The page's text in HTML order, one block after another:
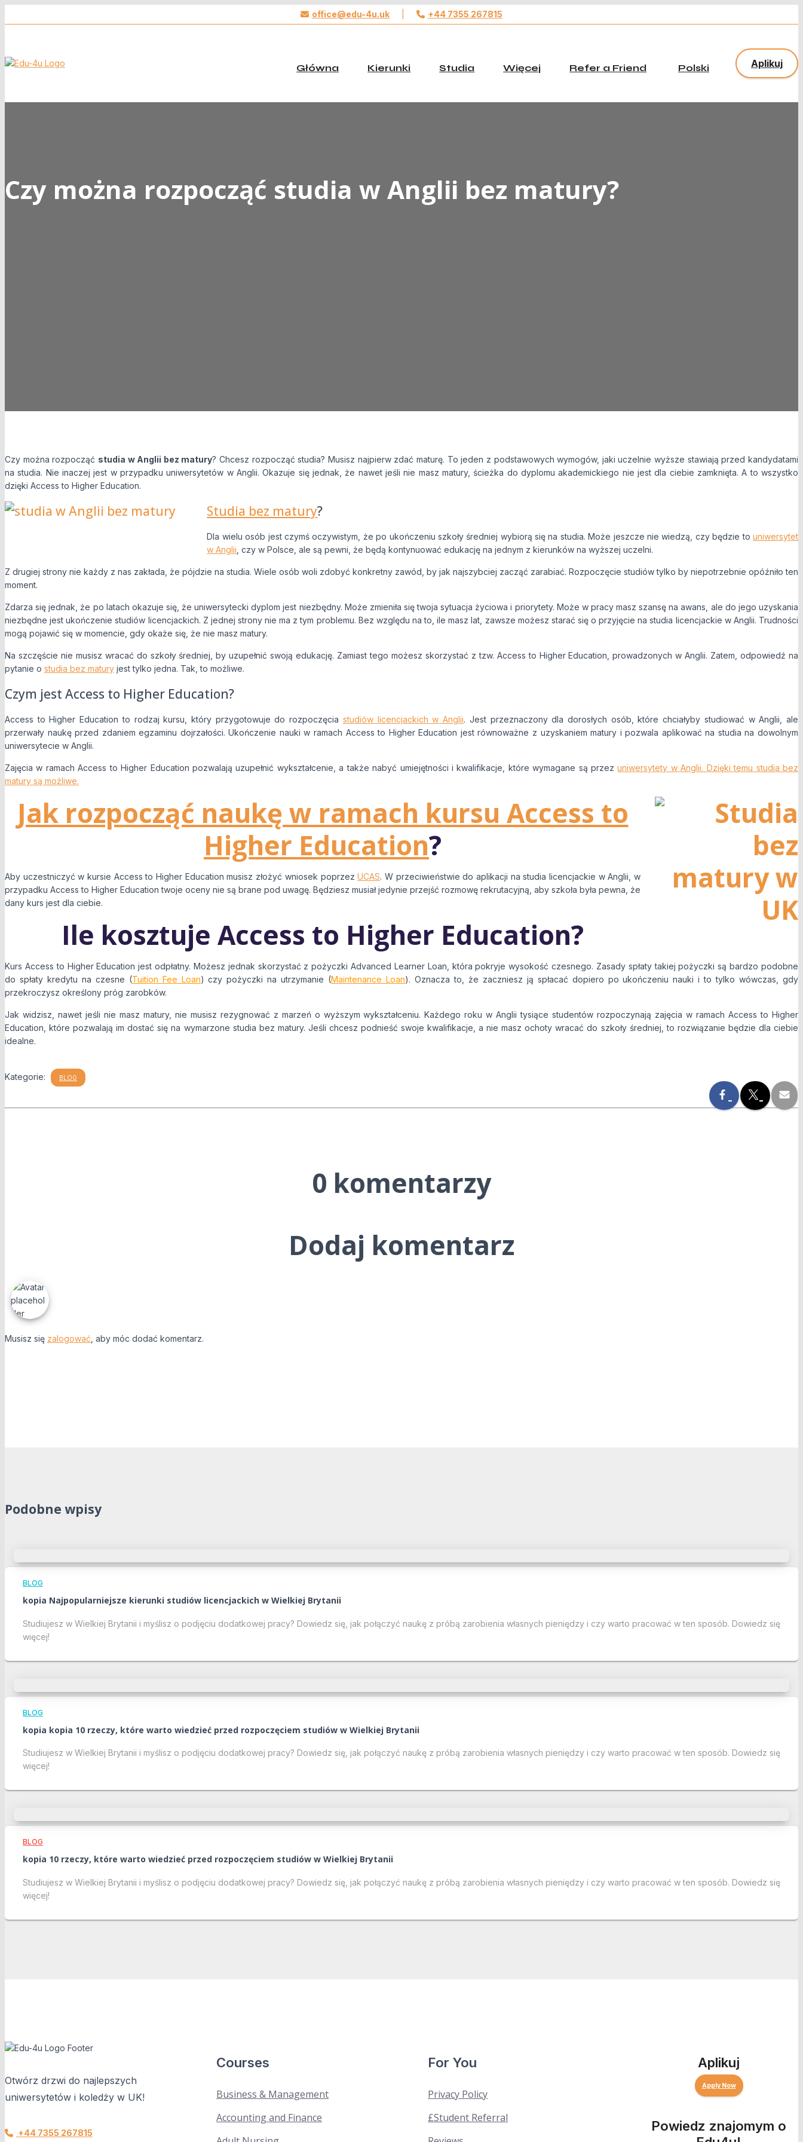
x
Obiecujemy, że nie będziemy wysyłać spamu. Podaj nam swoje dane do kontaktu żebyśmy mogli
przetwarzanie Twoich danych osobowych w celach kontaktowych, zgodnie z naszą Polityką
Expert Advice. Successful Outcomes.
office@edu-4u.uk +44 7355 267815
Główna Kierunki Studia Więcej Refer a Friend Polski Aplikuj
Czy można rozpocząć studia w Anglii bez matury?
Czy można rozpocząć studia w Anglii bez matury? Chcesz rozpocząć studia? Musisz najpierw zdać maturę. To jeden z podstawowych wymogów, jaki uczelnie wyższe stawiają przed kandydatami
na studia. Nie inaczej jest w przypadku uniwersytetów w Anglii. Okazuje się jednak, że nawet jeśli nie masz matury, ścieżka do dyplomu akademickiego nie jest dla ciebie zamknięta. A to wszystko
dzięki Access to Higher Education.
Studia bez matury?
Dla wielu osób jest czymś oczywistym, że po ukończeniu szkoły średniej wybiorą się na studia. Może jeszcze nie wiedzą, czy będzie to uniwersytet
w Anglii , czy w Polsce, ale są pewni, że będą kontynuować edukację na jednym z kierunków na wyższej uczelni.
Z drugiej strony nie każdy z nas zakłada, że pójdzie na studia. Wiele osób woli zdobyć konkretny zawód, by jak najszybciej zacząć zarabiać. Rozpoczęcie studiów tylko by niepotrzebnie opóźniło ten
moment.
Zdarza się jednak, że po latach okazuje się, że uniwersytecki dyplom jest niezbędny. Może zmieniła się twoja sytuacja życiowa i priorytety. Może w pracy masz szansę na awans, ale do jego uzyskania
niezbędne jest ukończenie studiów licencjackich. Z jednej strony nie ma z tym problemu. Bez względu na to, ile masz lat, zawsze możesz starać się o przyjęcie na studia licencjackie w Anglii. Trudności
mogą pojawić się w momencie, gdy okaże się, że nie masz matury.
Na szczęście nie musisz wracać do szkoły średniej, by uzupełnić swoją edukację. Zamiast tego możesz skorzystać z tzw. Access to Higher Education, prowadzonych w Anglii. Zatem, odpowiedź na
pytanie o studia bez matury jest tylko jedna. Tak, to możliwe.
Czym jest Access to Higher Education?
Access to Higher Education to rodzaj kursu, który przygotowuje do rozpoczęcia studiów licencjackich w Anglii. Jest przeznaczony dla dorosłych osób, które chciałyby studiować w Anglii, ale
przerwały naukę przed zdaniem egzaminu dojrzałości. Ukończenie nauki w ramach Access to Higher Education jest równoważne z uzyskaniem matury i pozwala aplikować na studia na dowolnym
uniwersytecie w Anglii.
Zajęcia w ramach Access to Higher Education pozwalają uzupełnić wykształcenie, a także nabyć umiejętności i kwalifikacje, które wymagane są przezuniwersytety w Anglii. Dzięki temu studia bez
matury są możliwe.
Jak rozpocząć naukę w ramach kursu Access to
Higher Education?
Aby uczestniczyć w kursie Access to Higher Education musisz złożyć wniosek poprzezUCAS. W przeciwieństwie do aplikacji na studia licencjackie w Anglii, w
przypadku Access to Higher Education twoje oceny nie są brane pod uwagę. Będziesz musiał jedynie przejść rozmowę rekrutacyjną, aby szkoła była pewna, że
dany kurs jest dla ciebie.
Ile kosztuje Access to Higher Education?
Kurs Access to Higher Education jest odpłatny. Możesz jednak skorzystać z pożyczki Advanced Learner Loan, która pokryje wysokość czesnego. Zasady spłaty takiej pożyczki są bardzo podobne
do spłaty kredytu na czesne (Tuition Fee Loan) czy pożyczki na utrzymanie (Maintenance Loan). Oznacza to, że zaczniesz ją spłacać dopiero po ukończeniu nauki i to tylko wówczas, gdy
przekroczysz określony próg zarobków.
Jak widzisz, nawet jeśli nie masz matury, nie musisz rezygnować z marzeń o wyższym wykształceniu. Każdego roku w Anglii tysiące studentów rozpoczynają zajęcia w ramach Access to Higher
Education, które pozwalają im dostać się na wymarzone studia bez matury. Jeśli chcesz podnieść swoje kwalifikacje, a nie masz ochoty wracać do szkoły średniej, to rozwiązanie będzie dla ciebie
idealne.
Kategorie: BLOG
0 komentarzy
Dodaj komentarz
Musisz się zalogować , aby móc dodać komentarz.
Podobne wpisy
BLOG
kopia Najpopularniejsze kierunki studiów licencjackich w Wielkiej Brytanii
Studiujesz w Wielkiej Brytanii i myślisz o podjęciu dodatkowej pracy? Dowiedz się, jak połączyć naukę z próbą zarobienia własnych pieniędzy i czy warto pracować w ten sposób. Dowiedz się
więcej!
BLOG
kopia kopia 10 rzeczy, które warto wiedzieć przed rozpoczęciem studiów w Wielkiej Brytanii
Studiujesz w Wielkiej Brytanii i myślisz o podjęciu dodatkowej pracy? Dowiedz się, jak połączyć naukę z próbą zarobienia własnych pieniędzy i czy warto pracować w ten sposób. Dowiedz się
więcej!
BLOG
kopia 10 rzeczy, które warto wiedzieć przed rozpoczęciem studiów w Wielkiej Brytanii
Studiujesz w Wielkiej Brytanii i myślisz o podjęciu dodatkowej pracy? Dowiedz się, jak połączyć naukę z próbą zarobienia własnych pieniędzy i czy warto pracować w ten sposób. Dowiedz się
więcej!
Otwórz drzwi do najlepszych
uniwersytetów i koledży w UK!
+44 7355 267815
Courses
Business & Management
Accounting and Finance
For You
Privacy Policy
£Student Referral
Aplikuj
Apply Now
Powiedz znajomym o